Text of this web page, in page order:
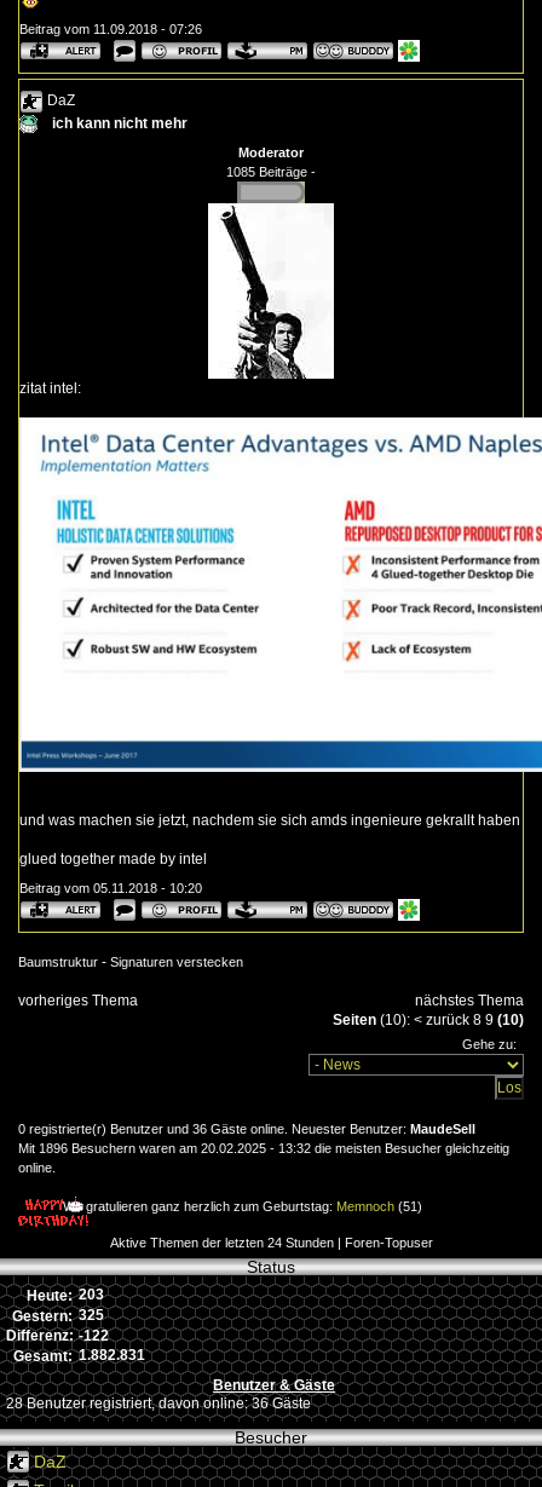
Beitrag vom 11.09.2018 - 07:26
DaZ
ich kann nicht mehr
Moderator
1085 Beiträge -
zitat intel:
und was machen sie jetzt, nachdem sie sich amds ingenieure gekrallt haben
glued together made by intel
Beitrag vom 05.11.2018 - 10:20
Baumstruktur - Signaturen verstecken
vorheriges Thema
nächstes Thema
Seiten (10): < zurück 8 9 (10)
Gehe zu:
0 registrierte(r) Benutzer und 36 Gäste online. Neuester Benutzer: MaudeSell
Mit 1896 Besuchern waren am 20.02.2025 - 13:32 die meisten Besucher gleichzeitig
online.
Wir gratulieren ganz herzlich zum Geburtstag: Memnoch (51)
Aktive Themen der letzten 24 Stunden| Foren-Topuser
Status
Heute: 203
Gestern: 325
Differenz: -122
Gesamt: 1.882.831
Benutzer & Gäste
28 Benutzer registriert, davon online: 36 Gäste
Besucher
DaZ